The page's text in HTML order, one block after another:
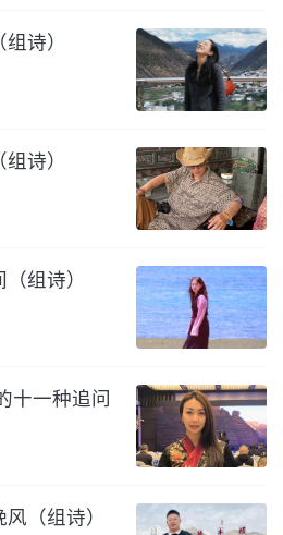
诗）
诗）
组诗）
十一种追问
（组诗）